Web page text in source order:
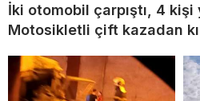
İki otomobil çarpıştı, 4 kişi
Motosikletli çift kazadan